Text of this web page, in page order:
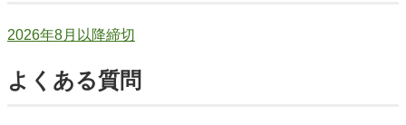
2026年8月以降締切
よくある質問